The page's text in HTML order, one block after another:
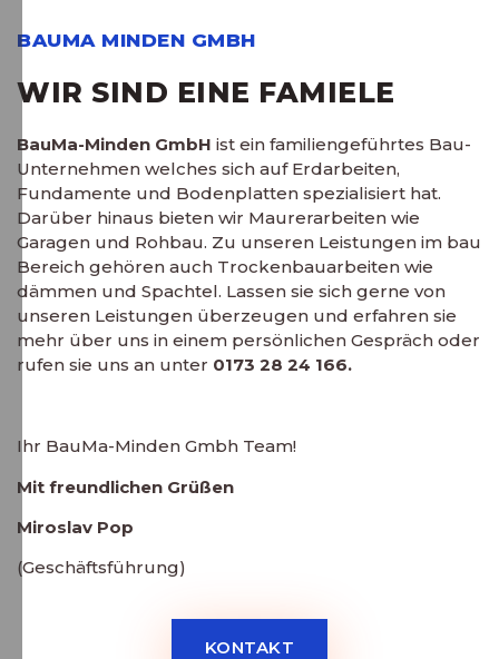
BAUMA MINDEN GMBH
WIR SIND EINE FAMIELE
BauMa-Minden GmbH ist ein familiengeführtes Bau-
Unternehmen welches sich auf Erdarbeiten,
Fundamente und Bodenplatten spezialisiert hat.
Darüber hinaus bieten wir Maurerarbeiten wie
Garagen und Rohbau. Zu unseren Leistungen im bau
Bereich gehören auch Trockenbauarbeiten wie
dämmen und Spachtel. Lassen sie sich gerne von
unseren Leistungen überzeugen und erfahren sie
mehr über uns in einem persönlichen Gespräch oder
rufen sie uns an unter 0173 28 24 166.
Ihr BauMa-Minden Gmbh Team!
Mit freundlichen Grüßen
Miroslav Pop
(Geschäftsführung)
KONTAKT